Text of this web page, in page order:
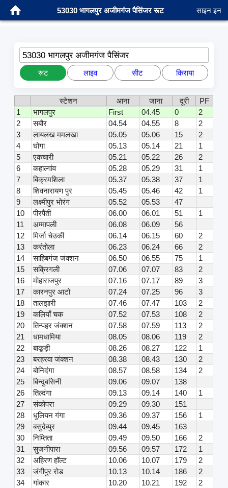
53030 भागलपुर अजीमगंज पैसिंजर रूट साइन इन
53030 भागलपुर अजीमगंज पैसिंजर
रूट लाइव सीट किराया
स्टेशन आना जाना दूरी
PF
1
भागलपुर First 04.45 0
2
2
सबौर 04.54 04.55 8
2
3
लायलख ममलखा 05.05 05.06 15
2
4
घोगा 05.13 05.14 21
1
5
एकचारी 05.21 05.22 26
2
6
कहाल्गांव 05.28 05.29 31
1
7
बिक्रमशिला 05.37 05.38 37
1
8
शिवनारायण पुर 05.45 05.46 42
1
9
लक्ष्मीपुर भोरंग 05.52 05.53
47
10
पीरपैंती 06.00 06.01 51
1
11
अम्मापली 06.08 06.09
56
12
मिर्जा चेउकी 06.14 06.15 60
2
13
करंतोला 06.23 06.24 66
2
14
साहिबगंज जंक्शन 06.50 06.55 75
1
15
सक्रिगली 07.06 07.07 83
2
16
मोहाराजपुर 07.16 07.17 89
3
17
कारनपुर आटो 07.24 07.25 96
3
18
तालझारी 07.46 07.47 103
2
19
कलियाँ चक 07.52 07.53 108
2
20
तिन्पहर जंक्शन 07.58 07.59 113
2
21
धामधामिया 08.05 08.06 119
2
22
बाकूड़ी 08.26 08.27 122
1
23
बरहरवा जंक्शन 08.38 08.43 130
2
24
बोनिदंगा 08.57 08.58 134
2
25
बिन्दुबसिनी 09.06 09.07
138
26
तिल्दंगा 09.13 09.14 140
1
27
संकोपरा 09.29 09.30
151
28
धुलियन गंगा 09.36 09.37 156
1
29
बसुदेब्पुर 09.44 09.45
163
30
निम्तिता 09.49 09.50 166
2
31
सुजनीपारा 09.56 09.57 172
1
32
अहिरण हॉल्ट 10.06 10.07 179
2
33
जंगीपुर रोड 10.13 10.14 186
2
34
गांकार 10.20 10.21 192
2